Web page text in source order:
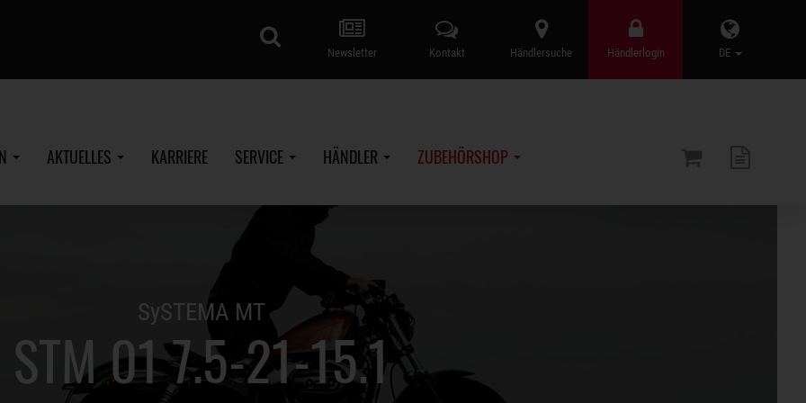
DE
Händlerlogin
Händlersuche
Kontakt
Newsletter
AKTUELLES KARRIERE SERVICE HÄNDLER ZUBEHÖRSHOP
SySTEMA MT
STM 01 7.5-21-15.1